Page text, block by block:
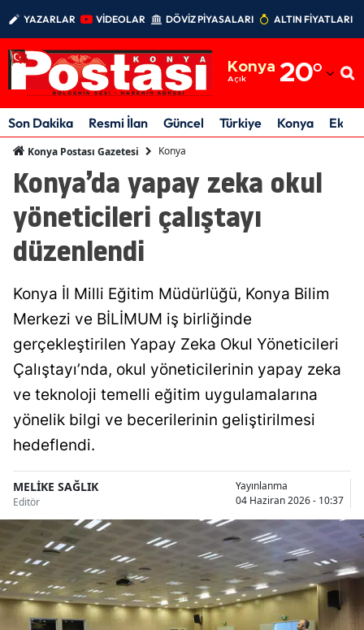
YAZARLAR VİDEOLAR DÖVİZ PİYASALARI ALTIN FİYATLARI
Konya
Açık 20°
Adıyaman
Afyonkarahisar
Amasya
Ankara
Aydın
Balıkesir
Bilecik
Bingöl
Bolu
Bursa
Çanakkale
Çankırı
Son Dakika Resmi İlan Güncel Türkiye Konya
Konya Postası Gazetesi Konya
Konya’da yapay zeka okul
yöneticileri çalıştayı
düzenlendi
Konya İl Milli Eğitim Müdürlüğü, Konya Bilim
Merkezi ve BİLİMUM iş birliğinde
gerçekleştirilen Yapay Zeka Okul Yöneticileri
Çalıştayı’nda, okul yöneticilerinin yapay zeka
ve teknoloji temelli eğitim uygulamalarına
yönelik bilgi ve becerilerinin geliştirilmesi
hedeflendi.
MELİKE SAĞLIK
Editör
Yayınlanma
04 Haziran 2026 - 10:37